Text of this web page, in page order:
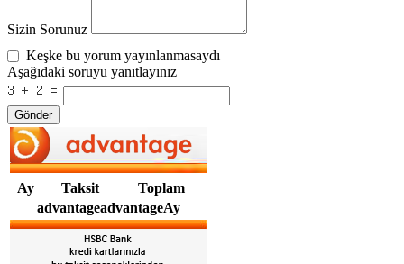
Sizin Sorunuz
Keşke bu yorum yayınlanmasaydı
Aşağıdaki soruyu yanıtlayınız
Gönder
Ay Taksit
Toplam
advantageadvantageAy